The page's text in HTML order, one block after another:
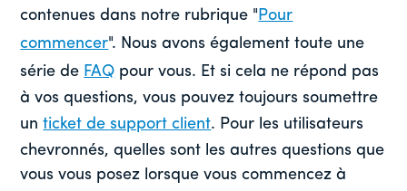
contenues dans notre rubrique "Pour
commencer". Nous avons également toute une
série de FAQ pour vous. Et si cela ne répond pas
à vos questions, vous pouvez toujours soumettre
unticket de support client. Pour les utilisateurs
chevronnés, quelles sont les autres questions que
vous vous posez lorsque vous commencez à